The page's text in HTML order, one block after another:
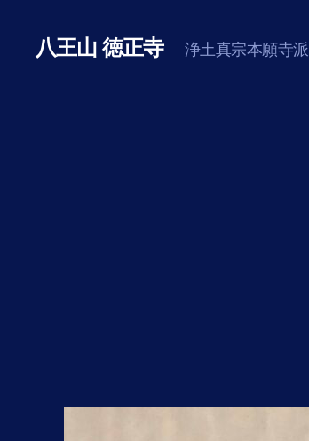
八王山 徳正寺 浄土真宗本願寺派